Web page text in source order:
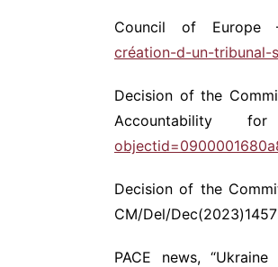
Council of Europe
création-d-un-tribunal-
Decision of the
Accountability for
Decision of the
CM/Del/
PACE news,